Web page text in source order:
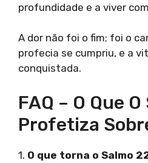
profundidade e a viver
A dor não foi o fim; foi o
profecia se cumpriu, e a
conquistada.
FAQ – O Que
Profetiza
1. O que torna o Salmo